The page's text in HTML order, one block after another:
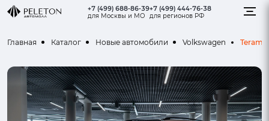
+7 (499) 688-86-39
для Москвы и МО
+7 (499) 444-76-38
для регионов РФ
Главная Каталог Новые автомобили Volkswagen